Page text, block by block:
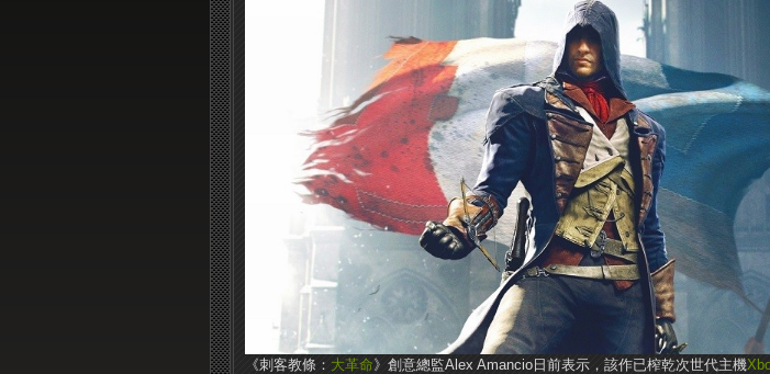
《刺客教條： 大革命》創意總監Alex Amancio日前表示，該作已榨乾次世代主機